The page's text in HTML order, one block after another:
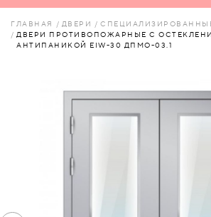
АКСЕССУАРЫ
КОМПЛЕКТУЮЩИЕ
СКУД
"УМНЫЙ
ДОМ"
ГЛАВНАЯ ДВЕРИ
ДВЕРИ ПРОТИВОПОЖАРНЫЕ С
АНТИПАНИКОЙ EIW-30 ДПМО-03.1